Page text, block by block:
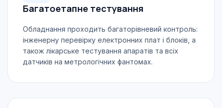
Багатоетапне тестування
Обладнання проходить багаторівневий контроль:
інженерну перевірку електронних плат і блоків, а
також лікарське тестування апаратів та всіх
датчиків на метрологічних фантомах.